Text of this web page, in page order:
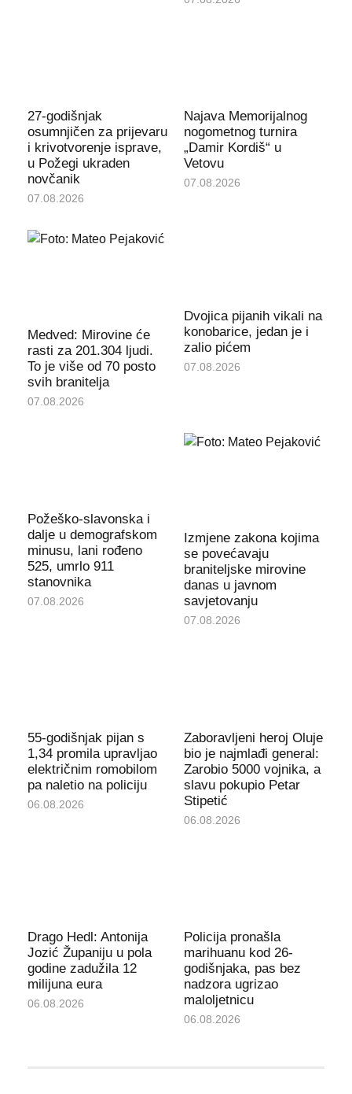
27-godišnjak
osumnjičen za prijevaru
i krivotvorenje isprave,
u Požegi ukraden
novčanik
07.08.2026
Najava Memorijalnog
nogometnog turnira
„Damir Kordiš“ u
Vetovu
07.08.2026
Medved: Mirovine će
rasti za 201.304 ljudi.
To je više od 70 posto
svih branitelja
07.08.2026
Dvojica pijanih vikali na
konobarice, jedan je i
zalio pićem
07.08.2026
Požeško-slavonska i
dalje u demografskom
minusu, lani rođeno
525, umrlo 911
stanovnika
07.08.2026
Izmjene zakona kojima
se povećavaju
braniteljske mirovine
danas u javnom
savjetovanju
07.08.2026
55-godišnjak pijan s
1,34 promila upravljao
električnim romobilom
pa naletio na policiju
06.08.2026
Zaboravljeni heroj Oluje
bio je najmlađi general:
Zarobio 5000 vojnika, a
slavu pokupio Petar
Stipetić
06.08.2026
Drago Hedl: Antonija
Jozić Županiju u pola
godine zadužila 12
milijuna eura
06.08.2026
Policija pronašla
marihuanu kod 26-
godišnjaka, pas bez
nadzora ugrizao
maloljetnicu
06.08.2026